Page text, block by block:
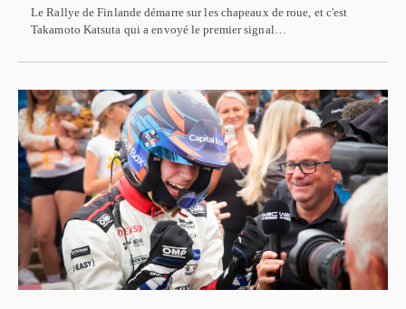
Le Rallye de Finlande démarre sur les chapeaux de roue, et c'est
Takamoto Katsuta qui a envoyé le premier signal…